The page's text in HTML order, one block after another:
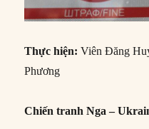
Thực hiện: Viên Đăng
Phương
Chiến tranh Nga –